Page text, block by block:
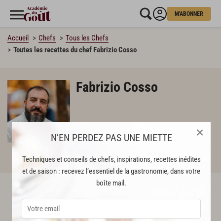
N’EN PERDEZ PAS UNE MIETTE
Techniques et conseils de chefs, inspirations, recettes inédites
et de saison : recevez l’essentiel de la gastronomie, dans votre
boîte mail.
×
M'ABONNER
Accueil Chefs
Tous les Chefs
Toutes les recettes du chef Fabrizio Cosso
Fabrizio Cosso
ABONNÉS
Julien Morel